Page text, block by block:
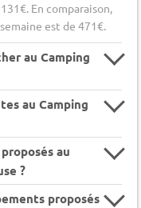
En comparaison,
est de 471€.
au Camping
au Camping
au
?
proposés